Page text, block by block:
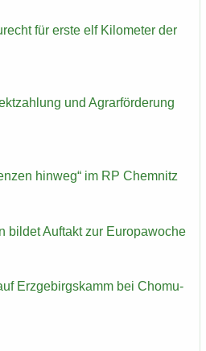
für erste elf Ki­lo­me­ter der
und Agrar­för­de­rung
hin­weg“ im RP Chem­nitz
bil­det Auf­takt zur Eu­ro­pa­wo­che
Erz­ge­birgs­kamm bei Chomu­